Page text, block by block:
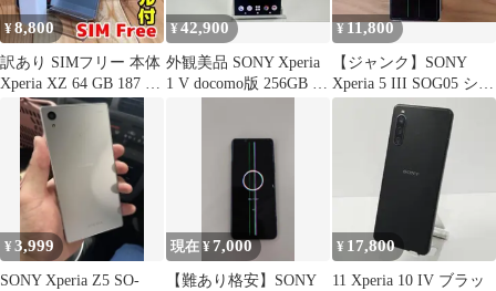
¥8,800
訳あり SIMフリー 本体
Xperia XZ 64 GB 187 シ
ルバー
¥42,900
外観美品 SONY Xperia
1 V docomo版 256GB ブ
¥11,800
【ジャンク】SONY
Xperia 5 III SOG05 シル
バー au版
¥3,999
SONY Xperia Z5 SO-
現在 ¥7,000
【難あり格安】SONY
¥ 17,800
11 Xperia 10 IV ブラッ